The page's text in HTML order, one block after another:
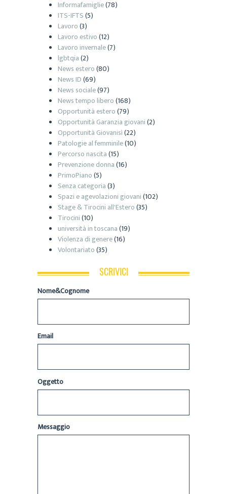
Informafamiglie(78)
ITS-IFTS(5)
Lavoro(3)
Lavoro estivo(12)
Lavoro invernale(7)
lgbtqia(2)
News estero(80)
News ID(69)
News sociale(97)
News tempo libero(168)
Opportunità estero(79)
Opportunità Garanzia giovani(2)
Opportunità Giovanisì(22)
Patologie al femminile(10)
Percorso nascita(15)
Prevenzione donna(16)
PrimoPiano(5)
Senza categoria(3)
Spazi e agevolazioni giovani(102)
Stage & Tirocini all'Estero(35)
Tirocini(10)
università in toscana(19)
Violenza di genere(16)
Volontariato(35)
SCRIVICI
Nome&Cognome
Email
Oggetto
Messaggio